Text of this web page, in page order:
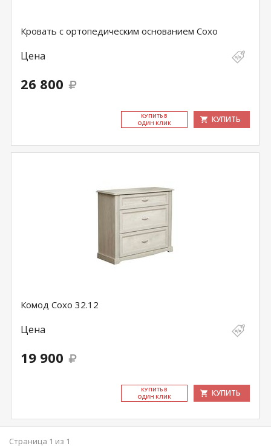
Кровать с ортопедическим основанием Сохо
Цена
26 800
КУ­ПИТЬ В
ОДИН КЛИК
КУПИТЬ
Комод Сохо 32.12
Цена
19 900
КУ­ПИТЬ В
ОДИН КЛИК
КУПИТЬ
Страница 1 из 1